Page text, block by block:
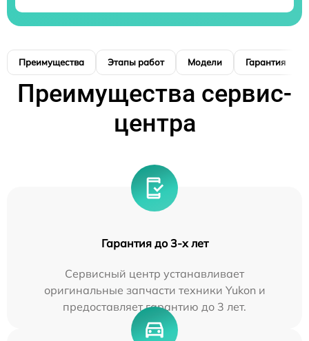
Преимущества Этапы работ Модели Гарантия
Преимущества сервис-
центра
Гарантия до 3-х лет
Сервисный центр устанавливает
оригинальные запчасти техники Yukon и
предоставляет гарантию до 3 лет.